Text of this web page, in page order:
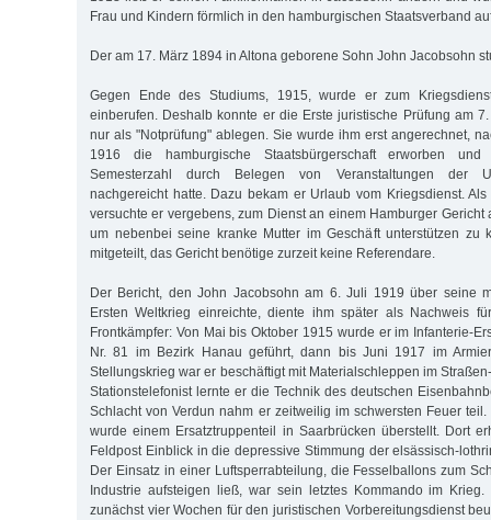
Frau und Kindern förmlich in den hamburgischen Staatsverband
Der am 17. März 1894 in Altona geborene Sohn John Jacobsohn
Gegen Ende des Studiums, 1915, wurde er zum
einberufen. Deshalb konnte er die Erste juristische Prüfung am
nur als "Notprüfung" ablegen. Sie wurde ihm erst angerechnet,
1916 die hamburgische Staatsbürgerschaft erworben und
Semesterzahl durch Belegen von Veranstaltungen der
nachgereicht hatte. Dazu bekam er Urlaub vom Kriegsdienst.
versuchte er vergebens, zum Dienst an einem Hamburger Gericht
um nebenbei seine kranke Mutter im Geschäft unterstützen zu
mitgeteilt, das Gericht benötige zurzeit keine Referendare.
Der Bericht, den John Jacobsohn am 6. Juli 1919 über seine
Ersten Weltkrieg einreichte, diente ihm später als Nachweis
Frontkämpfer: Von Mai bis Oktober 1915 wurde er im Infanterie-
Nr. 81 im Bezirk Hanau geführt, dann bis Juni 1917 im
Stellungskrieg war er beschäftigt mit Materialschleppen im
Stationstelefonist lernte er die Technik des deutschen
Schlacht von Verdun nahm er zeitweilig im schwersten Feuer
wurde einem Ersatztruppenteil in Saarbrücken überstellt. Dort
Feldpost Einblick in die depressive Stimmung der elsässisch-
Der Einsatz in einer Luftsperrabteilung, die Fesselballons zum
Industrie aufsteigen ließ, war sein letztes Kommando im
zunächst vier Wochen für den juristischen Vorbereitungsdienst